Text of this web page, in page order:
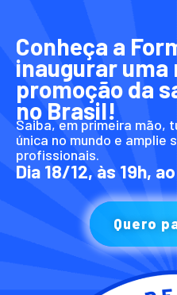
Conheça a
inaugurar uma
promoção da
no Brasil!
Saiba, em primeira mão,
única no mundo e amplie
profissionais.
Dia 18/12, às 19h,
Quero